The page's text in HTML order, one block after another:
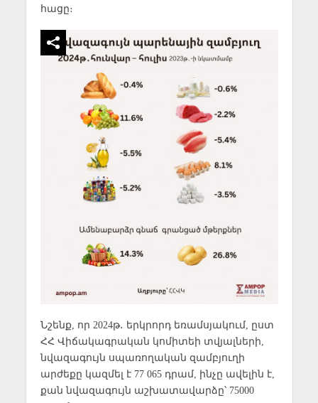
հացը։
Նշենք, որ 2024թ․ երկրորդ եռամսյակում, ըստ
ՀՀ Վիճակագրական կոմիտեի տվյալների,
նվազագույն սպառողական զամբյուղի
արժեքը կազմել է 77 065 դրամ, ինչը ավելին է,
քան նվազագույն աշխատավարձը՝ 75000